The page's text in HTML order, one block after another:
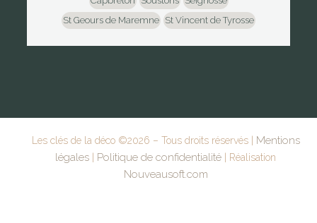
St Geours de Maremne St Vincent de Tyrosse
Les clés de la déco ©2026 – Tous droits réservés | Mentions
légales
Politique de confidentialité | Réalisation
Nouveausoft.com